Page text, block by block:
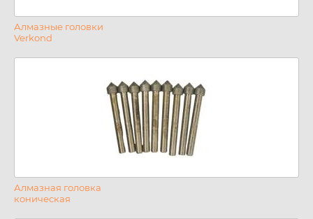
Алмазные головки
Verkond
Алмазная головка
коническая